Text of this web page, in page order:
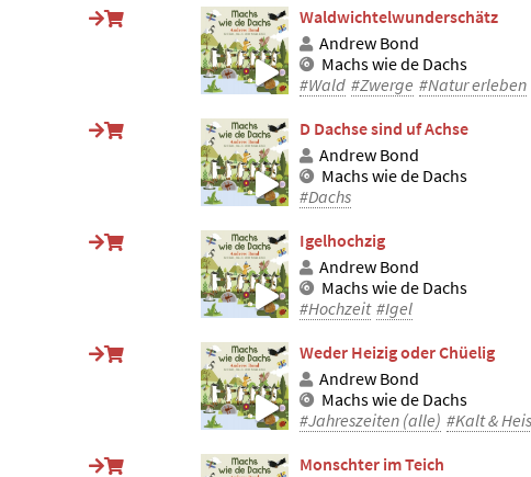
Waldwichtelwunderschätz
Andrew Bond
Machs wie de Dachs
#Wald #Zwerge #Natur erleben
D Dachse sind uf Achse
Andrew Bond
Machs wie de Dachs
#Dachs
Igelhochzig
Andrew Bond
Machs wie de Dachs
#Hochzeit #Igel
Weder Heizig oder Chüelig
Andrew Bond
Machs wie de Dachs
#Jahreszeiten (alle) #Kalt &
Monschter im Teich